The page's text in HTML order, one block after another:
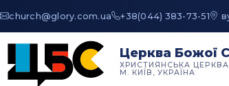
au.moc.yrolg@hcruhc +38(044) 383-73-51
Церква Божої
ХРИСТИЯНСЬКА ЦЕРКВА,
М. КИЇВ, УКРАЇНА